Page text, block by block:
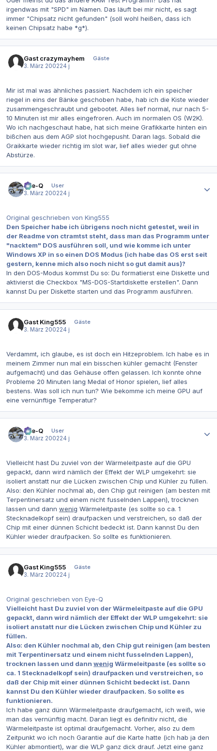
irgendwas mit "SPD" im Namen. Das läuft bei mir nicht, es sagt
immer "Chipsatz nicht gefunden" (soll wohl heißen, dass ich
keinen Chipsatz habe *g*).
Gast crazymayhem
Gäste
3. März 200224 j
Mir ist mal was ähnliches passiert. Nachdem ich ein speicher
riegel in eins der Bänke geschoben habe, hab ich die Kiste wieder
zusammengeschraubt und gebootet. Alles lief normal, nur nach 5-
10 Minuten ist mir alles eingefroren. Auch im normalen OS (W2K).
Wo ich nachgeschaut habe, hat sich meine Grafikkarte hinten ein
bißchen aus dem AGP slot hochgepusht. Daran lags. Sobald die
Graikkarte wieder richtig im slot war, lief alles wieder gut ohne
Abstürze.
Eye-Q
User
3. März 200224 j
Original geschrieben von King555
Den Speicher habe ich übrigens noch nicht getestet, weil in
der Readme von ctramtst steht, dass man das Programm unter
"nacktem" DOS ausführen soll, und wie komme ich unter
Windows XP in so einen DOS Modus (ich habe das OS erst seit
gestern, kenne mich also noch nicht so gut damit aus)?
In den DOS-Modus kommst Du so: Du formatierst eine Diskette und
aktivierst die Checkbox "MS-DOS-Startdiskette erstellen". Dann
kannst Du per Diskette starten und das Programm ausführen.
Gast King555
Gäste
3. März 200224 j
Verdammt, ich glaube, es ist doch ein Hitzeproblem. Ich habe es in
meinem Zimmer nun mal ein bisschen kühler gemacht (Fenster
aufgemacht) und das Gehäuse offen gelassen. Ich konnte ohne
Probleme 20 Minuten lang Medal of Honor spielen, lief alles
bestens. Was soll ich nun tun? Wie bekomme ich meine GPU auf
eine vernünftige Temperatur?
Eye-Q
User
3. März 200224 j
Vielleicht hast Du zuviel von der Wärmeleitpaste auf die GPU
gepackt, dann wird nämlich der Effekt der WLP umgekehrt: sie
isoliert anstatt nur die Lücken zwischen Chip und Kühler zu füllen.
Also: den Kühler nochmal ab, den Chip gut reinigen (am besten mit
Terpentinersatz und einem nicht fusselnden Lappen), trocknen
lassen und dann wenig Wärmeleitpaste (es sollte so ca. 1
Stecknadelkopf sein) draufpacken und verstreichen, so daß der
Chip mit einer dünnen Schicht bedeckt ist. Dann kannst Du den
Kühler wieder draufpacken. So sollte es funktionieren.
Gast King555
Gäste
3. März 200224 j
Original geschrieben von Eye-Q
Vielleicht hast Du zuviel von der Wärmeleitpaste auf die GPU
gepackt, dann wird nämlich der Effekt der WLP umgekehrt: sie
isoliert anstatt nur die Lücken zwischen Chip und Kühler zu
füllen.
Also: den Kühler nochmal ab, den Chip gut reinigen (am besten
mit Terpentinersatz und einem nicht fusselnden Lappen),
trocknen lassen und dann wenig Wärmeleitpaste (es sollte so
ca. 1 Stecknadelkopf sein) draufpacken und verstreichen, so
daß der Chip mit einer dünnen Schicht bedeckt ist. Dann
kannst Du den Kühler wieder draufpacken. So sollte es
funktionieren.
Ich habe ganz dünn Wärmeleitpaste draufgemacht, ich weiß, wie
man das vernünftig macht. Daran liegt es definitiv nicht, die
Wärmeleitpaste ist optimal draufgemacht. Vorher, also zu dem
Zeitpunkt wo ich noch Garantie auf die Karte hatte (ich hab ja den
Kühler abmontiert), war die WLP ganz dick drauf. Jetzt eine ganz